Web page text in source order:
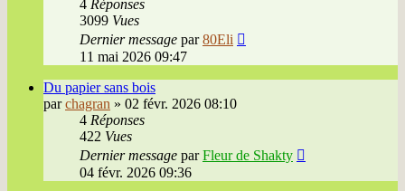
4 Réponses
3099 Vues
Dernier message par80Eli
11 mai 2026 09:47
Du papier sans bois
parchagran » 02 févr. 2026 08:10
4 Réponses
422 Vues
Dernier message parFleur de Shakty
04 févr. 2026 09:36